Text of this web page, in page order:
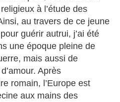
à l’étude des
au travers de ce jeune
guérir autrui, j’ai été
une époque pleine de
mais aussi de
Après
romain, l’Europe est
aux mains des